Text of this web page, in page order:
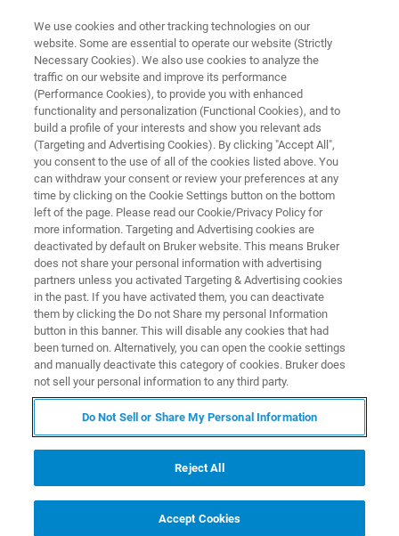
ナノメカニカル試験 ウェビナー
In-situナノ機械的特性評価の基
礎ウェビナー ～ナノスケールの
試験をSEM・TEM中で見て分か
る！
In-situナノインデンテーションシステムはナノスケールの
で観察できるだけではなく、SEM・TEMの分析技術を組
み合わせることでより複合的な現象の解析が可能です。
その分析技術の基礎と、SEM・TEM中におけるナノスケ
ールのin-situ機械的特性評価試験の事例を分かりやすくご
We use cookies and other tracking technologies on our
website. Some are essential to operate our website (Strictly
Necessary Cookies). We also use cookies to analyze the
traffic on our website and improve its performance
(Performance Cookies), to provide you with enhanced
functionality and personalization (Functional Cookies), and to
build a profile of your interests and show you relevant ads
(Targeting and Advertising Cookies). By clicking "Accept All",
you consent to the use of all of the cookies listed above. You
can withdraw your consent or review your preferences at any
time by clicking on the Cookie Settings button on the bottom
left of the page. Please read our Cookie/Privacy Policy for
more information. Targeting and Advertising cookies are
deactivated by default on Bruker website. This means Bruker
does not share your personal information with advertising
partners unless you activated Targeting & Advertising cookies
in the past. If you have activated them, you can deactivate
them by clicking the Do not Share my personal Information
button in this banner. This will disable any cookies that had
been turned on. Alternatively, you can open the cookie settings
and manually deactivate this category of cookies. Bruker does
not sell your personal information to any third party.
Do Not Sell or Share My Personal Information
Reject All
Accept Cookies